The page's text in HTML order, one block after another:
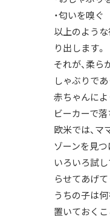
・匂いを嗅ぐ
以上のよう
り出します。
それが、柔ら
しゃぶりで
赤ちゃんに
ビーカーで
欧米では、
ゾーンを見つ
いろいろ試
らせてあげて
うちの子は
置いておく